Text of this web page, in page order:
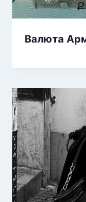
Валюта